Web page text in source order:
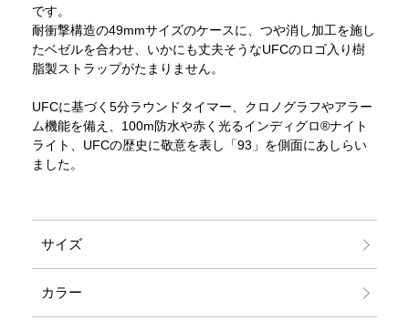
です。
耐衝撃構造の49mmサイズのケースに、つや消し加工を施し
たベゼルを合わせ、いかにも丈夫そうなUFCのロゴ入り樹
脂製ストラップがたまりません。
UFCに基づく5分ラウンドタイマー、クロノグラフやアラー
ム機能を備え、100m防水や赤く光るインディグロ®ナイト
ライト、UFCの歴史に敬意を表し「93」を側面にあしらい
ました。
サイズ
カラー